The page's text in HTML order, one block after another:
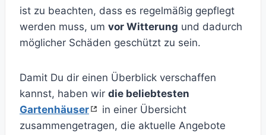
ist zu beachten, dass es regelmäßig gepflegt
werden muss, um vor Witterung und dadurch
möglicher Schäden geschützt zu sein.
Damit Du dir einen Überblick verschaffen
kannst, haben wir die beliebtesten
Gartenhäuser
in einer Übersicht
zusammengetragen, die aktuelle Angebote